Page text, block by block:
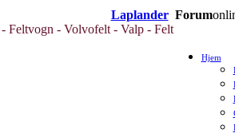
Laplander Forum
Feltvogn - Volvofelt - Valp - Felt
Hjem